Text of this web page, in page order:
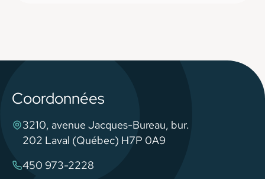
Coordonnées
3210, avenue Jacques-Bureau, bur.
202 Laval (Québec) H7P 0A9
450 973-2228